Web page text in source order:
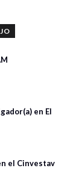
en El
el Cinvestav